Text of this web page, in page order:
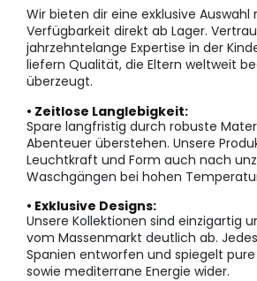
Wir bieten dir eine exklusive
Verfügbarkeit direkt ab Lager.
jahrzehntelange Expertise in der
liefern Qualität, die Eltern weltweit
überzeugt.
• Zeitlose Langlebigkeit:
Spare langfristig durch robuste
Abenteuer überstehen. Unsere
Leuchtkraft und Form auch nach
Waschgängen bei hohen
• Exklusive Designs:
Unsere Kollektionen sind einzigartig
vom Massenmarkt deutlich ab.
Spanien entworfen und spiegelt
sowie mediterrane Energie wider.